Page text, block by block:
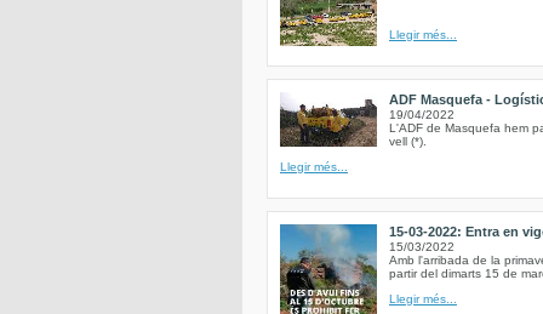
Llegir més...
ADF Masquefa -
19/04/2022
L'ADF de Masquefa hem
vell (*).
Llegir més...
15-03-2022: Entra en
15/03/2022
Amb l'arribada de la
partir del dimarts 15 de
Llegir més...